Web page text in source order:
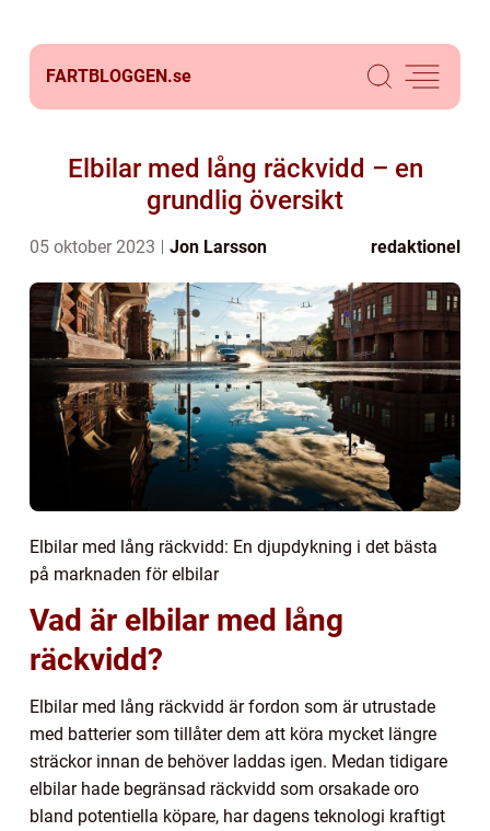
FARTBLOGGEN.se
Elbilar med lång räckvidd – en
grundlig översikt
05 oktober 2023 Jon Larsson redaktionel
Elbilar med lång räckvidd: En djupdykning i det bästa
på marknaden för elbilar
Vad är elbilar med lång
räckvidd?
Elbilar med lång räckvidd är fordon som är utrustade
med batterier som tillåter dem att köra mycket längre
sträckor innan de behöver laddas igen. Medan tidigare
elbilar hade begränsad räckvidd som orsakade oro
bland potentiella köpare, har dagens teknologi kraftigt